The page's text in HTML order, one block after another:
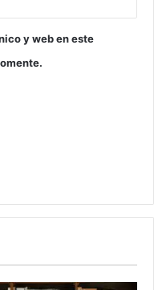
y web en este